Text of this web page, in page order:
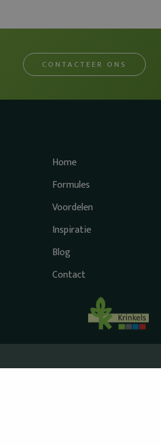
CONTACTEER ONS
Home
Formules
Voordelen
Inspiratie
Blog
Contact